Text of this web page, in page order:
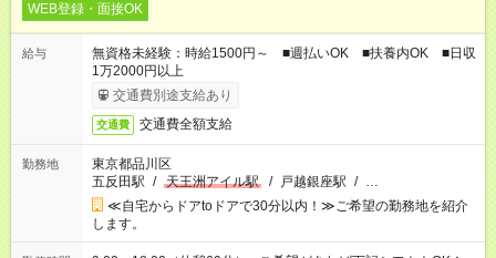
WEB登録・面接OK
給与
無資格未経験：時給1500円～ ■週払いOK ■扶養内OK ■日収
1万2000円以上
交通費別途支給あり
交通費 交通費全額支給
勤務地
東京都品川区
五反田駅 / 天王洲アイル駅 / 戸越銀座駅 / …
≪自宅からドアtoドアで30分以内！≫ご希望の勤務地を紹介
します。